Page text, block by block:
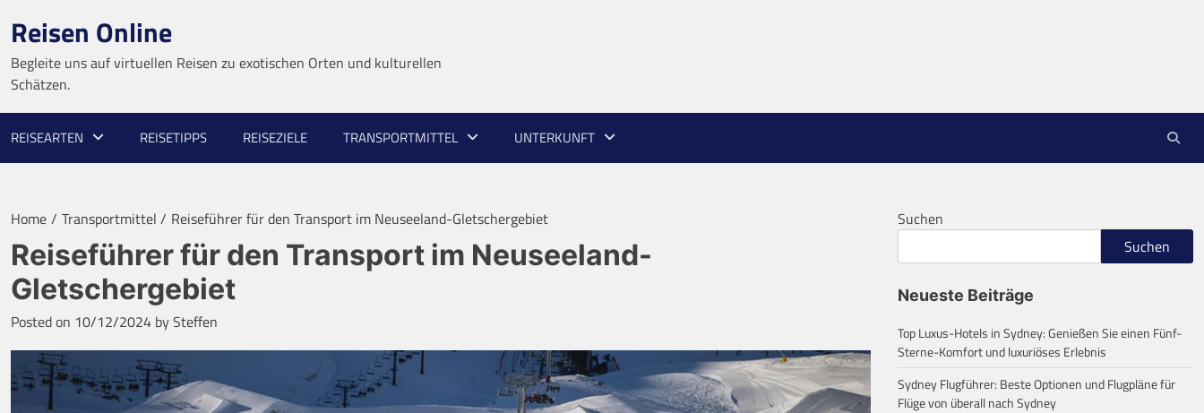
content
Reisen Online
Begleite uns auf virtuellen Reisen zu exotischen Orten und kulturellen
Schätzen.
REISEARTEN REISETIPPS REISEZIELE TRANSPORTMITTEL UNTERKUNFT
Home Transportmittel Reiseführer für den Transport im Neuseeland-Gletschergebiet
Reiseführer für den Transport im Neuseeland-
Gletschergebiet
Posted on 10/12/2024 bySteffen
Suchen
Suchen
Neueste Beiträge
Top Luxus-Hotels in Sydney: Genießen Sie einen Fünf-
Sterne-Komfort und luxuriöses Erlebnis
Sydney Flugführer: Beste Optionen und Flugpläne für
Flüge von überall nach Sydney